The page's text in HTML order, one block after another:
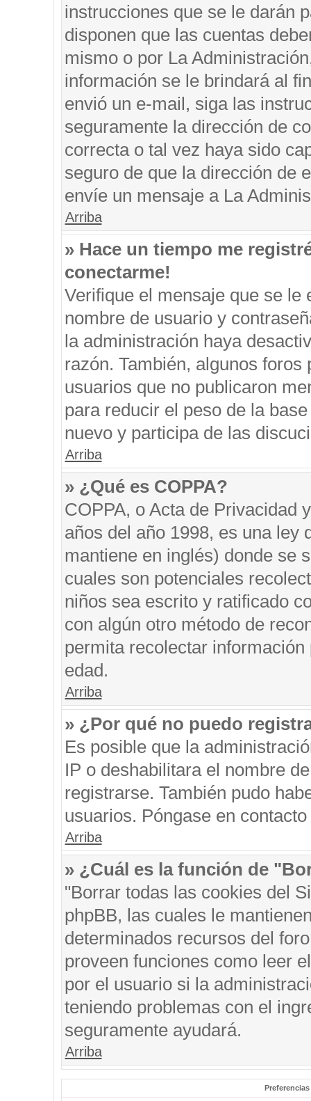
instrucciones que se le darán
disponen que las cuentas
mismo o por La
información se le brindará al
envió un e-mail, siga las
seguramente la dirección de
correcta o tal vez haya sido
seguro de que la dirección de
envíe un mensaje a La
Arriba
» Hace un tiempo me
conectarme!
Verifique el mensaje que se
nombre de usuario y
la administración haya
razón. También, algunos
usuarios que no publicaron
para reducir el peso de la
nuevo y participa de las
Arriba
» ¿Qué es COPPA?
COPPA, o Acta de Privacidad
años del año 1998, es una ley
mantiene en inglés) donde se
cuales son potenciales
niños sea escrito y ratificado
con algún otro método de
permita recolectar
edad.
Arriba
» ¿Por qué no puedo
Es posible que la
IP o deshabilitara el nombre
registrarse. También pudo
usuarios. Póngase en
Arriba
» ¿Cuál es la función de
"Borrar todas las cookies del
phpBB, las cuales le
determinados recursos del
proveen funciones como leer
por el usuario si la
teniendo problemas con el
seguramente ayudará.
Arriba